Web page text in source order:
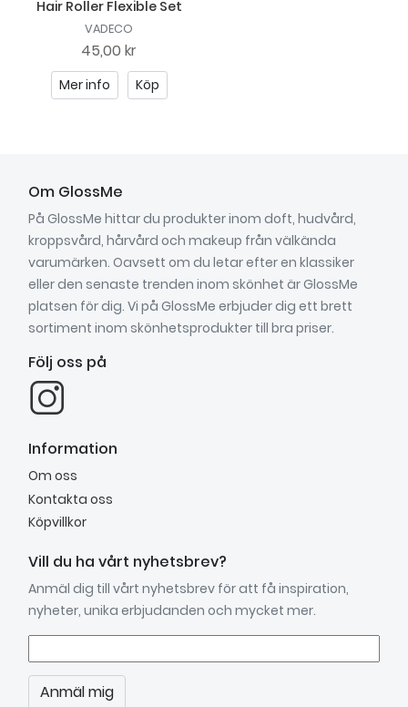
Hair Roller Flexible Set
VADECO
45,00 kr
Mer info Köp
Om GlossMe
På GlossMe hittar du produkter inom doft, hudvård,
kroppsvård, hårvård och makeup från välkända
varumärken. Oavsett om du letar efter en klassiker
eller den senaste trenden inom skönhet är GlossMe
platsen för dig. Vi på GlossMe erbjuder dig ett brett
sortiment inom skönhetsprodukter till bra priser.
Följ oss på
Information
Om oss
Kontakta oss
Köpvillkor
Vill du ha vårt nyhetsbrev?
Anmäl dig till vårt nyhetsbrev för att få inspiration,
nyheter, unika erbjudanden och mycket mer.
Anmäl mig